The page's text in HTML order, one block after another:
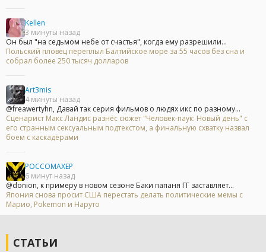
Kellen
3 минуты назад
Он был "на седьмом небе от счастья", когда ему разрешили...
Польский пловец переплыл Балтийское море за 55 часов без сна и
собрал более 250 тысяч долларов
Art3mis
4 минуты назад
@freawertyhn, Давай так серия фильмов о людях икс по разному...
Сценарист Макс Ландис разнёс сюжет "Человек-паук: Новый день" с
его странным сексуальным подтекстом, а финальную схватку назвал
боем с каскадёрами
POCCOMAXEP
6 минут назад
@donion, к примеру в новом сезоне Баки папаня ГГ заставляет...
Япония снова просит США перестать делать политические мемы с
Марио, Pokemon и Наруто
СТАТЬИ